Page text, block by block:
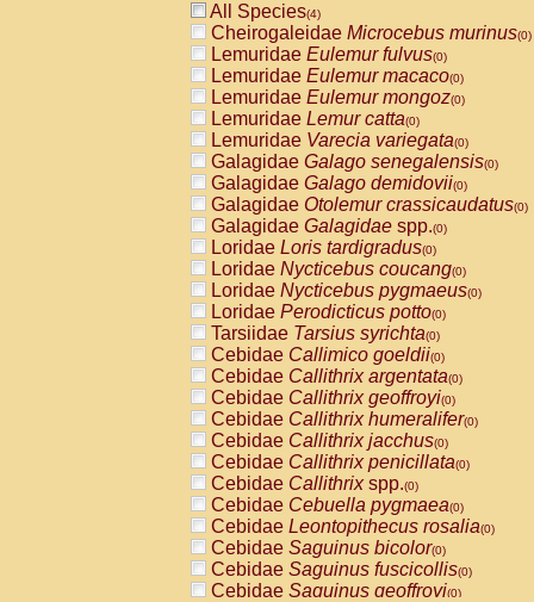
All Species(4)
Cheirogaleidae Microcebus murinus(0)
Lemuridae Eulemur fulvus(0)
Lemuridae Eulemur macaco(0)
Lemuridae Eulemur mongoz(0)
Lemuridae Lemur catta(0)
Lemuridae Varecia variegata(0)
Galagidae Galago senegalensis(0)
Galagidae Galago demidovii(0)
Galagidae Otolemur crassicaudatus(0)
Galagidae Galagidae spp.(0)
Loridae Loris tardigradus(0)
Loridae Nycticebus coucang(0)
Loridae Nycticebus pygmaeus(0)
Loridae Perodicticus potto(0)
Tarsiidae Tarsius syrichta(0)
Cebidae Callimico goeldii(0)
Cebidae Callithrix argentata(0)
Cebidae Callithrix geoffroyi(0)
Cebidae Callithrix humeralifer(0)
Cebidae Callithrix jacchus(0)
Cebidae Callithrix penicillata(0)
Cebidae Callithrixspp.(0)
Cebidae Cebuella pygmaea(0)
Cebidae Leontopithecus rosalia(0)
Cebidae Saguinus bicolor(0)
Cebidae Saguinus fuscicollis(0)
Cebidae Saguinus geoffroyi(0)